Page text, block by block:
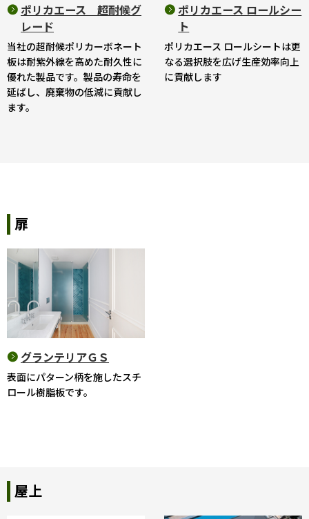
ポリカエース 超耐候グ
レード
当社の超耐候ポリカーボネート
板は耐紫外線を高めた耐久性に
優れた製品です。製品の寿命を
延ばし、廃棄物の低減に貢献し
ます。
ポリカエース ロールシー
ト
ポリカエース ロールシートは更
なる選択肢を広げ生産効率向上
に貢献します
扉
グランテリアＧＳ
表面にパターン柄を施したスチ
ロール樹脂板です。
屋上